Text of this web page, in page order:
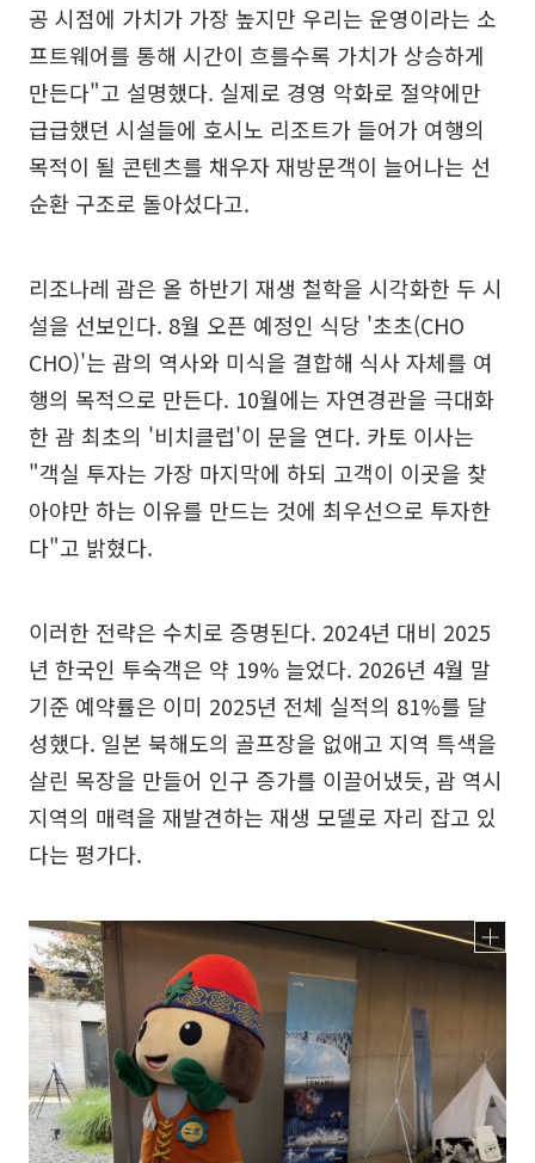
공 시점에 가치가 가장 높지만 우리는 운영이라는 소
프트웨어를 통해 시간이 흐를수록 가치가 상승하게
만든다"고 설명했다. 실제로 경영 악화로 절약에만
급급했던 시설들에 호시노 리조트가 들어가 여행의
목적이 될 콘텐츠를 채우자 재방문객이 늘어나는 선
순환 구조로 돌아섰다고.
리조나레 괌은 올 하반기 재생 철학을 시각화한 두 시
설을 선보인다. 8월 오픈 예정인 식당 '초초(CHO
CHO)'는 괌의 역사와 미식을 결합해 식사 자체를 여
행의 목적으로 만든다. 10월에는 자연경관을 극대화
한 괌 최초의 '비치클럽'이 문을 연다. 카토 이사는
"객실 투자는 가장 마지막에 하되 고객이 이곳을 찾
아야만 하는 이유를 만드는 것에 최우선으로 투자한
다"고 밝혔다.
이러한 전략은 수치로 증명된다. 2024년 대비 2025
년 한국인 투숙객은 약 19% 늘었다. 2026년 4월 말
기준 예약률은 이미 2025년 전체 실적의 81%를 달
성했다. 일본 북해도의 골프장을 없애고 지역 특색을
살린 목장을 만들어 인구 증가를 이끌어냈듯, 괌 역시
지역의 매력을 재발견하는 재생 모델로 자리 잡고 있
다는 평가다.